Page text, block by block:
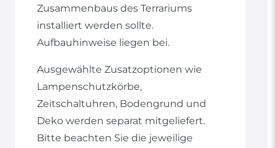
Zusammenbaus des Terrariums
installiert werden sollte.
Aufbauhinweise liegen bei.
Ausgewählte Zusatzoptionen wie
Lampenschutzkörbe,
Zeitschaltuhren, Bodengrund und
Deko werden separat mitgeliefert.
Bitte beachten Sie die jeweilige